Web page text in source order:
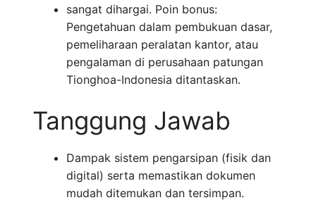
sangat dihargai. Poin bonus:
Pengetahuan dalam pembukuan dasar,
pemeliharaan peralatan kantor, atau
pengalaman di perusahaan patungan
Tionghoa-Indonesia ditantaskan.
Tanggung Jawab
Dampak sistem pengarsipan (fisik dan
digital) serta memastikan dokumen
mudah ditemukan dan tersimpan.